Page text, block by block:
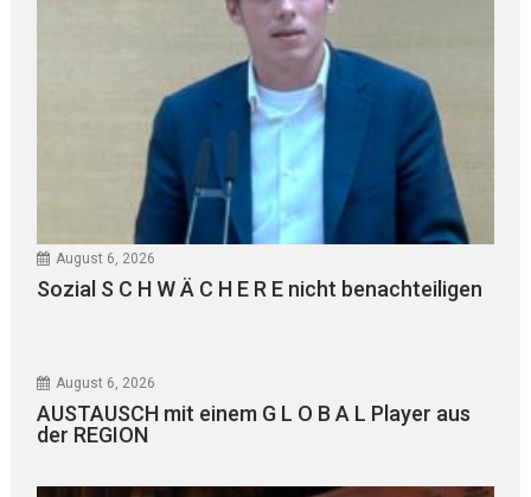
August 6, 2026
Sozial S C H W Ä C H E R E nicht benachteiligen
August 6, 2026
AUSTAUSCH mit einem G L O B A L Player aus
der REGION